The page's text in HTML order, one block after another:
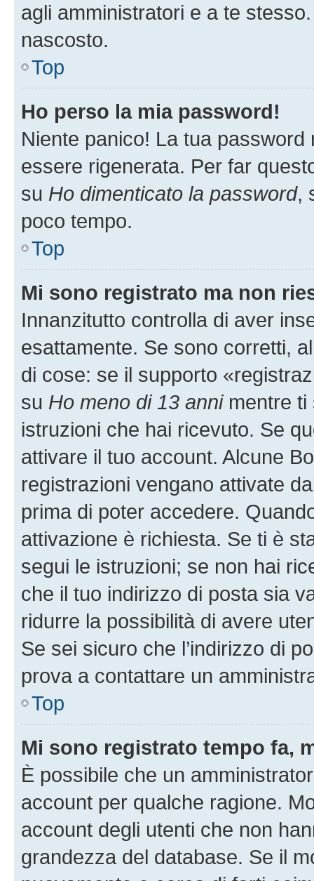
agli amministratori e a te
nascosto.
Top
Ho perso la mia password!
Niente panico! La tua
essere rigenerata. Per far
su Ho dimenticato la password,
poco tempo.
Top
Mi sono registrato ma non
Innanzitutto controlla di aver
esattamente. Se sono corretti,
di cose: se il supporto
su Ho meno di 13 annimentre ti
istruzioni che hai ricevuto. Se
attivare il tuo account. Alcune
registrazioni vengano attivate
prima di poter accedere.
attivazione è richiesta. Se ti è
segui le istruzioni; se non hai
che il tuo indirizzo di posta sia
ridurre la possibilità di avere
Se sei sicuro che l’indirizzo di
prova a contattare un
Top
Mi sono registrato tempo fa,
È possibile che un
account per qualche ragione.
account degli utenti che non
grandezza del database. Se il